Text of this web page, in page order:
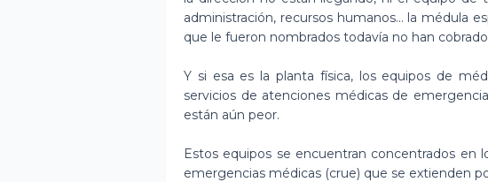
administración, recursos humanos… la médula
que le fueron nombrados todavía no han
Y si esa es la planta física, los equipos de
servicios de atenciones médicas de
están aún peor.
Estos equipos se encuentran concentrados en
emergencias médicas (crue) que se extienden